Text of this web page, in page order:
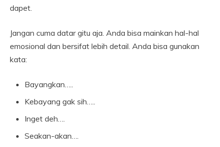
dapet.
Jangan cuma datar gitu aja. Anda bisa mainkan hal-hal
emosional dan bersifat lebih detail. Anda bisa gunakan
kata:
Bayangkan…..
Kebayang gak sih…..
Inget deh….
Seakan-akan….